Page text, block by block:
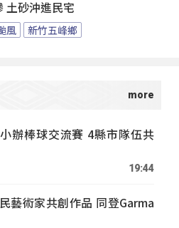
土砂沖進民宅
風 新竹五峰鄉
辦棒球交流賽 4縣市隊伍共
19:44
藝術家共創作品 同登Garma